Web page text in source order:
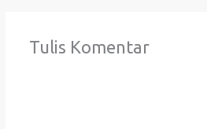
Tulis Komentar